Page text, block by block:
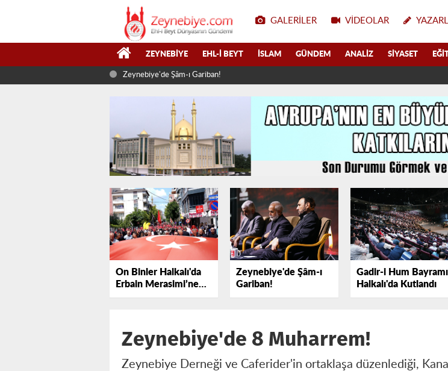
GALERILER VIDEOLAR
ZEYNEBIYE EHL-I BEYT İSLAM GÜNDEM ANALIZ SIYASET
Zeynebiye'de Şâm-ı Gariban!
On Binler Halkalı'da
Erbain Merasimi’ne
Katıldı
Zeynebiye'de Şâm-ı
Gariban!
Gadir-i Hum Bayramı
Halkalı'da Kutlandı
Zeynebiye'de 8 Muharrem!
Zeynebiye Derneği ve Caferider'in ortaklaşa düzenlediği,